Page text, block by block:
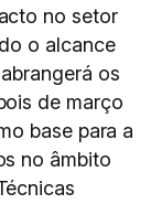
no setor
o alcance
os
de março
base para a
no âmbito